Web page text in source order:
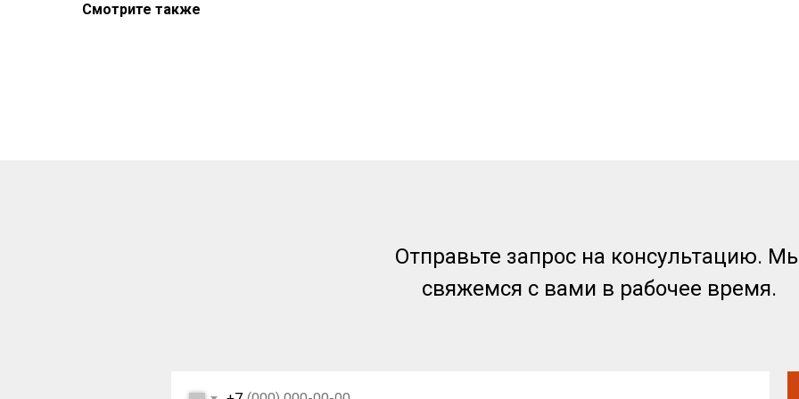
Смотрите также
Отправьте запрос на консультацию.
свяжемся с вами в рабочее время.